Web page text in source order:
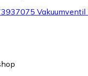
Vakuumventil